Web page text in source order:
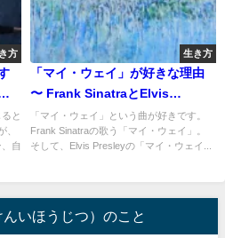
方
と
、
自
生き方
「マイ・ウェイ」が好きな理由
〜 Frank SinatraとElvis
Presleyの歌声 〜
「マイ・ウェイ」という曲が好きです。
Frank Sinatraの歌う「マイ・ウェイ」。
そして、Elvis Presleyの「マイ・ウェイ...
いほうじつ）のこと